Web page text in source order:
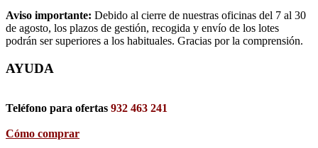
Aviso importante: Debido al cierre de nuestras oficinas del 7 al 30
de agosto, los plazos de gestión, recogida y envío de los lotes
podrán ser superiores a los habituales. Gracias por la comprensión.
AYUDA
Teléfono para ofertas 932 463 241
Cómo comprar